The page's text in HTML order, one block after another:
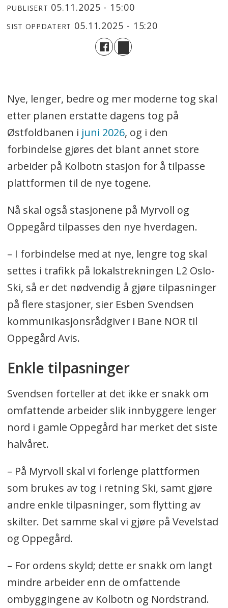
PUBLISERT 05.11.2025 - 15:00
SIST OPPDATERT 05.11.2025 - 15:20
Nye, lenger, bedre og mer moderne tog skal
etter planen erstatte dagens tog på
Østfoldbanen i juni 2026, og i den
forbindelse gjøres det blant annet store
arbeider på Kolbotn stasjon for å tilpasse
plattformen til de nye togene.
Nå skal også stasjonene på Myrvoll og
Oppegård tilpasses den nye hverdagen.
– I forbindelse med at nye, lengre tog skal
settes i trafikk på lokalstrekningen L2 Oslo-
Ski, så er det nødvendig å gjøre tilpasninger
på flere stasjoner, sier Esben Svendsen
kommunikasjonsrådgiver i Bane NOR til
Oppegård Avis.
Enkle tilpasninger
Svendsen forteller at det ikke er snakk om
omfattende arbeider slik innbyggere lenger
nord i gamle Oppegård har merket det siste
halvåret.
– På Myrvoll skal vi forlenge plattformen
som brukes av tog i retning Ski, samt gjøre
andre enkle tilpasninger, som flytting av
skilter. Det samme skal vi gjøre på Vevelstad
og Oppegård.
– For ordens skyld; dette er snakk om langt
mindre arbeider enn de omfattende
ombyggingene av Kolbotn og Nordstrand.